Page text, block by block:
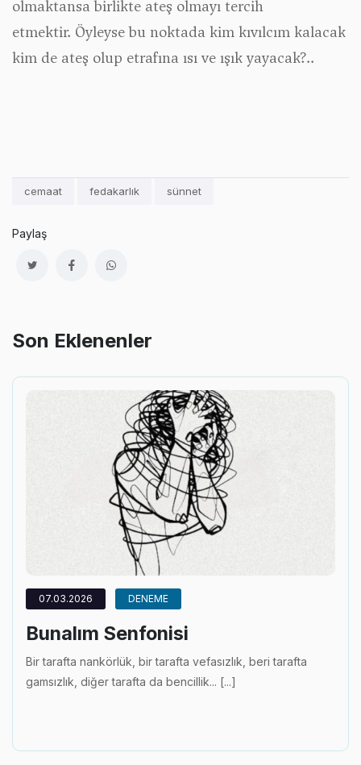
olmaktansa birlikte ateş olmayı tercih
etmektir. Öyleyse bu noktada kim kıvılcım kalacak
kim de ateş olup etrafına ısı ve ışık yayacak?..
cemaat fedakarlık sünnet
Paylaş
Son Eklenenler
07.03.2026 DENEME
Bunalım Senfonisi
Bir tarafta nankörlük, bir tarafta vefasızlık, beri tarafta
gamsızlık, diğer tarafta da bencillik... [...]